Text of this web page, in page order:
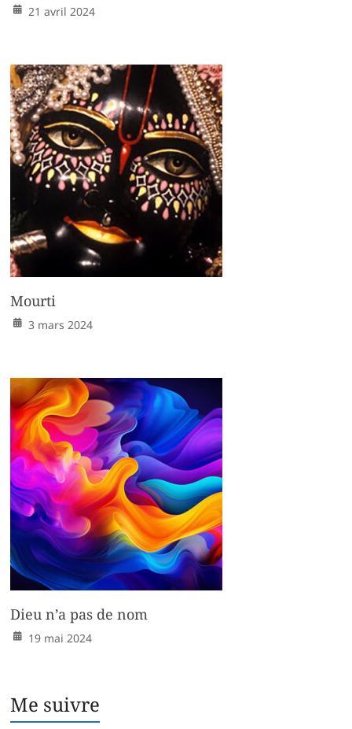
21 avril 2024
Mourti
3 mars 2024
Dieu n’a pas de nom
19 mai 2024
Me suivre